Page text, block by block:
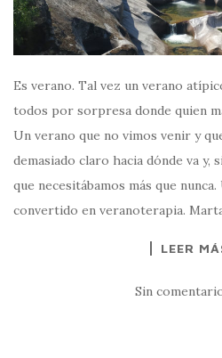
Es verano. Tal vez un verano
todos por sorpresa donde quien
Un verano que no vimos venir y
demasiado claro hacia dónde va y,
que necesitábamos más que
convertido en veranoterapia.
LEER
Sin